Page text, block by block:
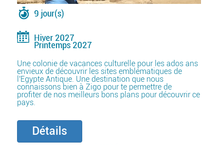
9 jour(s)
Hiver 2027
Printemps 2027
Une colonie de vacances culturelle pour les ados ans
envieux de découvrir les sites emblématiques de
l'Egypte Antique. Une destination que nous
connaissons bien à Zigo pour te permettre de
profiter de nos meilleurs bons plans pour découvrir ce
pays.
Détails